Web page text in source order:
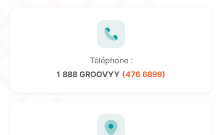
Téléphone :
1 888 GROOVYY (476 6899)